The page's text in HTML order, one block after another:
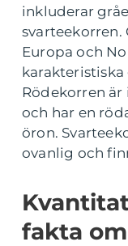
inkluderar
svarteekorren.
Europa och
karakteristiska
Rödekorren
och har en
öron.
ovanlig och
fakta